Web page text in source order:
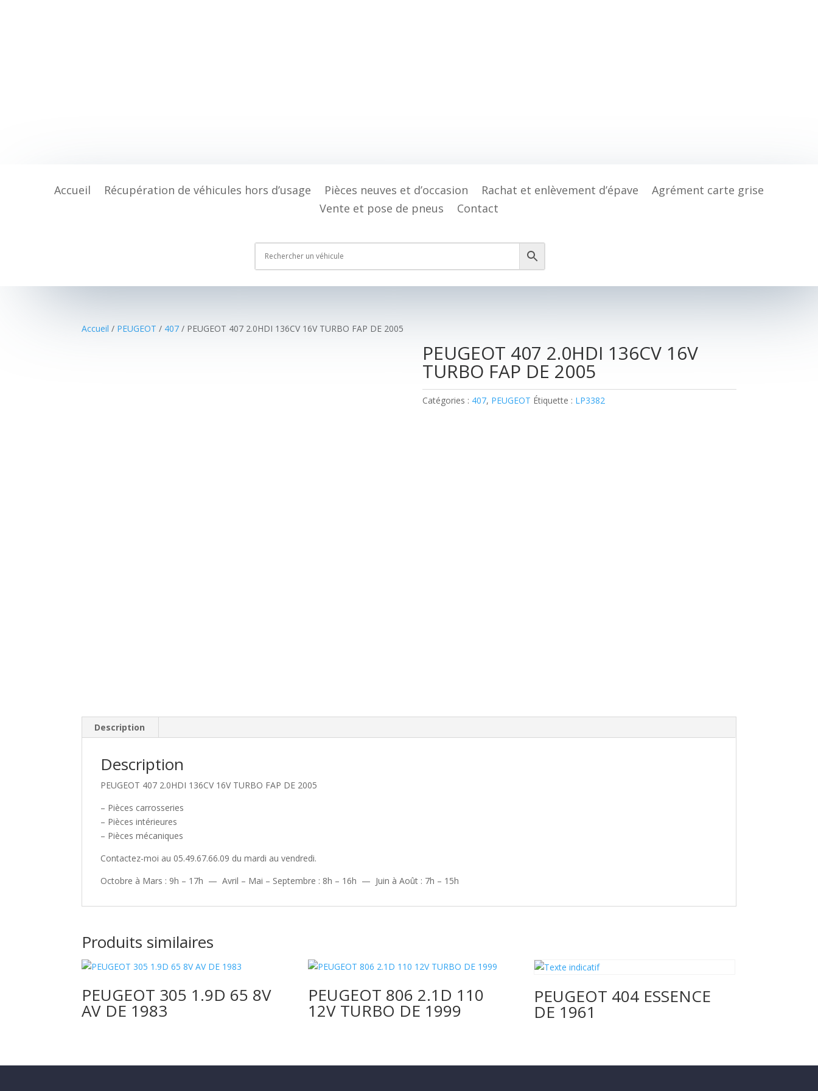
Accueil Récupération de véhicules hors d’usage Pièces neuves et d’occasion Rachat et enlèvement d’épave
Agrément carte grise
Vente et pose de pneus
Contact
Accueil / PEUGEOT / 407 / PEUGEOT 407 2.0HDI 136CV 16V TURBO FAP DE 2005
PEUGEOT 407 2.0HDI 136CV 16V
TURBO FAP DE 2005
Catégories : 407, PEUGEOT Étiquette : LP3382
Description
Description
PEUGEOT 407 2.0HDI 136CV 16V TURBO FAP DE 2005
– Pièces carrosseries
– Pièces intérieures
– Pièces mécaniques
Contactez-moi au 05.49.67.66.09 du mardi au vendredi.
Octobre à Mars : 9h – 17h — Avril – Mai – Septembre : 8h – 16h — Juin à Août : 7h – 15h
Produits similaires
PEUGEOT 305 1.9D 65 8V
AV DE 1983
PEUGEOT 806 2.1D 110
12V TURBO DE 1999
PEUGEOT 404 ESSENCE
DE 1961